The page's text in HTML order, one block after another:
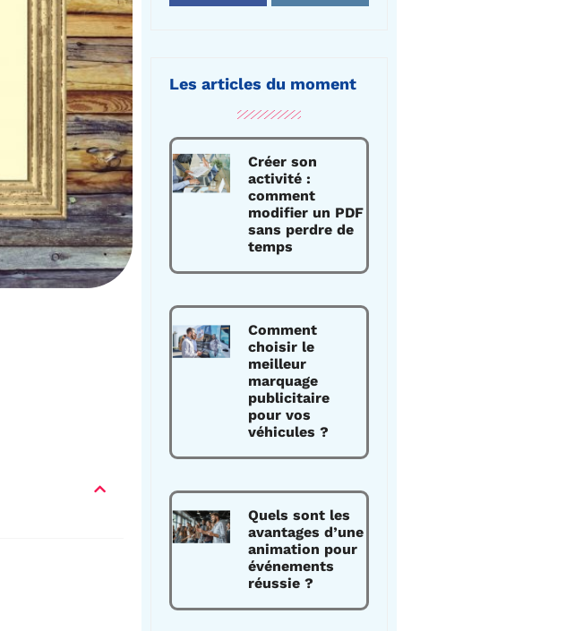
Les articles du moment
Créer son
activité :
comment
modifier un PDF
sans perdre de
temps
Comment
choisir le
meilleur
marquage
publicitaire
pour vos
véhicules ?
Quels sont les
avantages d’une
animation pour
événements
réussie ?